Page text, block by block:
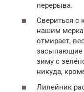
перерыва.
Свериться с
нашим
отмирает,
засыпающие
зиму с
никуда,
Лилейник